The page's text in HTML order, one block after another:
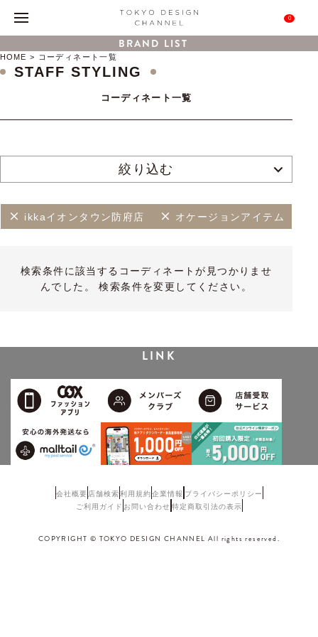
0
BRAND LIST
HOME コーディネート一覧
STAFF STYLING
コーディネート一覧
絞り込む
ikkaイオンタウン防府店 オケージョンアイテム
検索条件に該当するコーディネートが見つかりませ
んでした。 検索条件を変更してください。
LINK
会社概要 店舗検索利用規約企業情報 プライバシーポリシー
ご利用ガイド お問い合わせ 特定商取引法の表示
COPYRIGHT © TOKYO DESIGN CHANNEL All rights reserved.